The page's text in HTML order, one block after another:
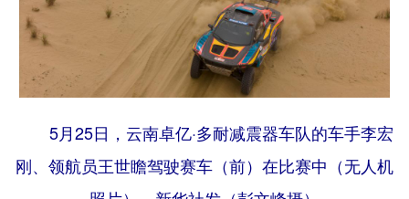
Русский язык 日本語 한국어
Deutsch Português
5月25日，云南卓亿·多耐减震器车队的车手李宏
刚、领航员王世瞻驾驶赛车（前）在比赛中（无人机